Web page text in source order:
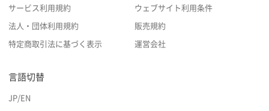
サービス利用規約 ウェブサイト利用条件
法人・団体利用規約 販売規約
特定商取引法に基づく表示 運営会社
言語切替
JP/EN